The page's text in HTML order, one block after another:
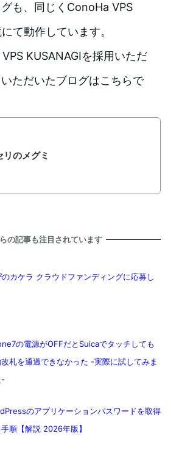
も、同じくConoHa VPS
て動作しています。
KUSANAGIを採用いただ
ただいたブログはこちらで
リのメグミ
の記事も注目されています
のカケラ クラウドファンディングに応募し
の電源がOFFだとSuicaでタッチしても
札を通過できなかった -実際に試してみま
-
のアプリケーションパスワードを取得
順【解説 2026年版】